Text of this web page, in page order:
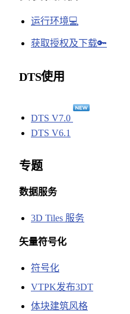
运行环境💻
获取授权及下载🔑
DTS使用
DTS V7.0
DTS V6.1
专题
数据服务
3D Tiles 服务
矢量符号化
符号化
VTPK发布3DT
体块建筑风格